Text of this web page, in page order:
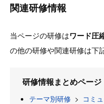
関連研修情報
当ページの研修はワード圧
の他の研修や関連研修は下
研修情報まとめページ
テーマ別研修 > コミ